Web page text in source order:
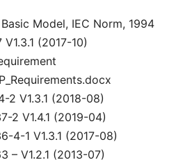
Model, IEC Norm, 1994
(2017-10)
2 V1.3.1 (2018-08)
2 V1.4.1 (2019-04)
4-1 V1.3.1 (2017-08)
– V1.2.1 (2013-07)